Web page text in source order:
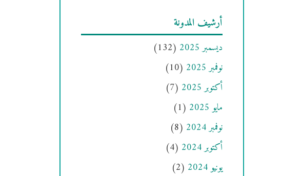
أرشيف المدونة
ديسمبر 2025
(132)
نوفمبر 2025
(10)
أكتوبر 2025
(7)
مايو 2025
(1)
نوفمبر 2024
(8)
أكتوبر 2024
(4)
يونيو 2024
(2)